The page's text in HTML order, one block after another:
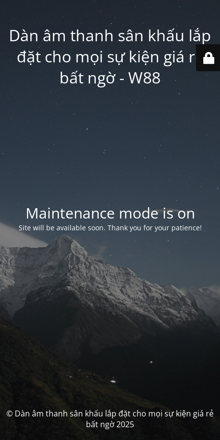
Dàn âm thanh sân khấu lắp
đặt cho mọi sự kiện giá rẻ
bất ngờ - W88
Maintenance mode is on
Site will be available soon. Thank you for your patience!
© Dàn âm thanh sân khấu lắp đặt cho mọi sự kiện giá rẻ
bất ngờ 2025